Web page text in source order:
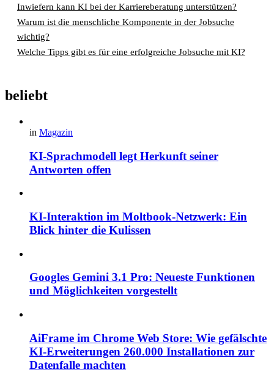
Inwiefern kann KI bei der Karriereberatung unterstützen?
Warum ist die menschliche Komponente in der Jobsuche
wichtig?
Welche Tipps gibt es für eine erfolgreiche Jobsuche mit KI?
beliebt
in Magazin
KI-Sprachmodell legt Herkunft seiner
Antworten offen
KI-Interaktion im Moltbook-Netzwerk: Ein
Blick hinter die Kulissen
Googles Gemini 3.1 Pro: Neueste Funktionen
und Möglichkeiten vorgestellt
AiFrame im Chrome Web Store: Wie gefälschte
KI-Erweiterungen 260.000 Installationen zur
Datenfalle machten